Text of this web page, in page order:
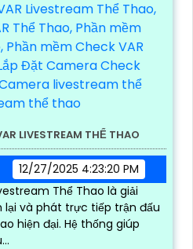
LIVESTREAM THỂ THAO
12/27/2025 4:23:20 PM
Thể Thao là giải
và phát trực tiếp trận đấu
hiện đại. Hệ thống giúp